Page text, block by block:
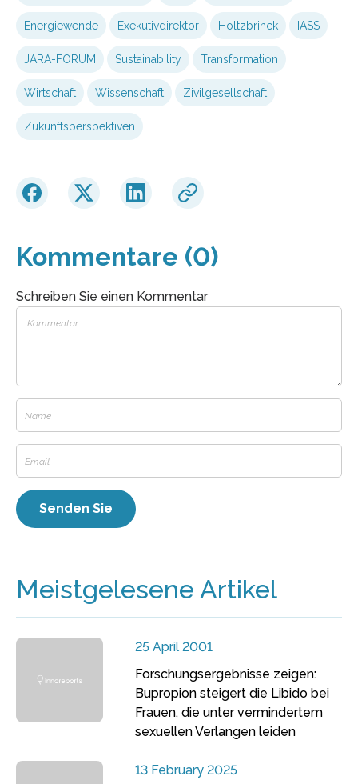
Energiewende Exekutivdirektor Holtzbrinck IASS
JARA-FORUM Sustainability Transformation
Wirtschaft Wissenschaft Zivilgesellschaft
Zukunftsperspektiven
Kommentare (0)
Schreiben Sie einen Kommentar
Meistgelesene Artikel
25 April 2001
Forschungsergebnisse zeigen:
Bupropion steigert die Libido bei
Frauen, die unter vermindertem
sexuellen Verlangen leiden
13 February 2025